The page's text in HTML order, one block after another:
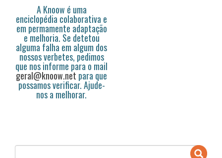
A Knoow é uma
enciclopédia colaborativa e
em permamente adaptação
e melhoria. Se detetou
alguma falha em algum dos
nossos verbetes, pedimos
que nos informe para o mail
geral@knoow.net para que
possamos verificar. Ajude-
nos a melhorar.